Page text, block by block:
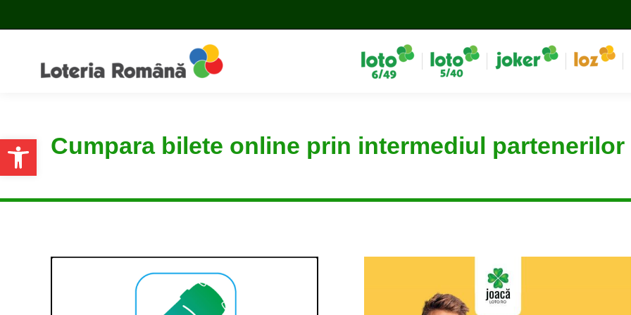
Open toolbarCumpara bilete online prin intermediul